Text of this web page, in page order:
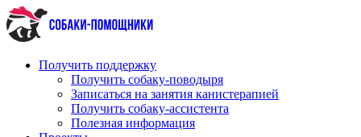
Перейти
к
содержимому
Получить поддержку
Получить собаку-поводыря
Записаться на занятия канистерапией
Получить собаку-ассистента
Полезная информация